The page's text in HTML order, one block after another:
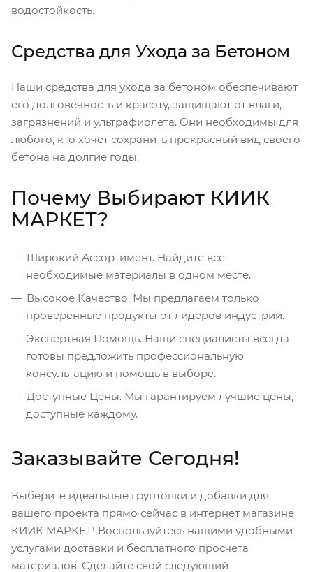
водостойкость.
Средства для Ухода за Бетоном
Наши средства для ухода за бетоном обеспечивают
его долговечность и красоту, защищают от влаги,
загрязнений и ультрафиолета. Они необходимы для
любого, кто хочет сохранить прекрасный вид своего
бетона на долгие годы.
Почему Выбирают КИИК
МАРКЕТ?
Широкий Ассортимент. Найдите все
необходимые материалы в одном месте.
Высокое Качество. Мы предлагаем только
проверенные продукты от лидеров индустрии.
Экспертная Помощь. Наши специалисты всегда
готовы предложить профессиональную
консультацию и помощь в выборе.
Доступные Цены. Мы гарантируем лучшие цены,
доступные каждому.
Заказывайте Сегодня!
Выберите идеальные грунтовки и добавки для
вашего проекта прямо сейчас в интернет магазине
КИИК МАРКЕТ! Воспользуйтесь нашими удобными
услугами доставки и бесплатного просчета
материалов. Сделайте свой следующий